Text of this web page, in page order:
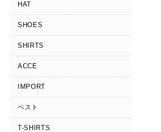
HAT
SHOES
SHIRTS
ACCE
IMPORT
ベスト
T-SHIRTS